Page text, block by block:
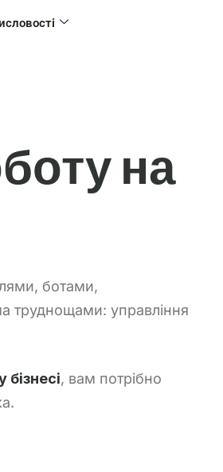
на
ботами,
труднощами: управління
, вам потрібно